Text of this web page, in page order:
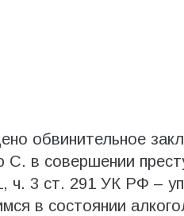
обвинительное
С. в совершении
ч. 3 ст. 291 УК РФ –
в состоянии